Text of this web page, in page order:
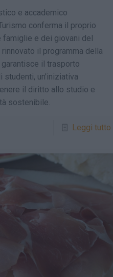
e accademico
conferma il proprio
famiglie e dei giovani del
il programma della
garantisce il trasporto
studenti, un'iniziativa
il diritto allo studio e
sostenibile.
Leggi tutto